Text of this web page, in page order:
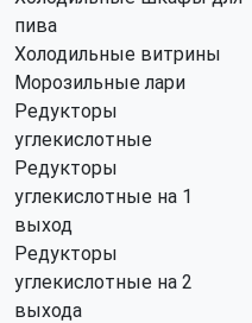
пива
Холодильные витрины
Морозильные лари
Редукторы
углекислотные
Редукторы
углекислотные на 1
выход
Редукторы
углекислотные на 2
выхода